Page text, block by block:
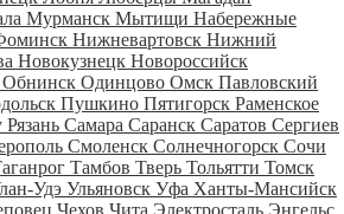
Мурманск Мытищи Набережные
Нижневартовск Нижний
Новокузнецк Новороссийск
Обнинск Одинцово Омск Павловский
Пушкино Пятигорск Раменское
Рязань Самара Саранск Саратов Сергиев
Смоленск Солнечногорск Сочи
Тамбов Тверь Тольятти Томск
Удэ Ульяновск Уфа Ханты-Мансийск
Чехов Чита Электросталь Энгельс